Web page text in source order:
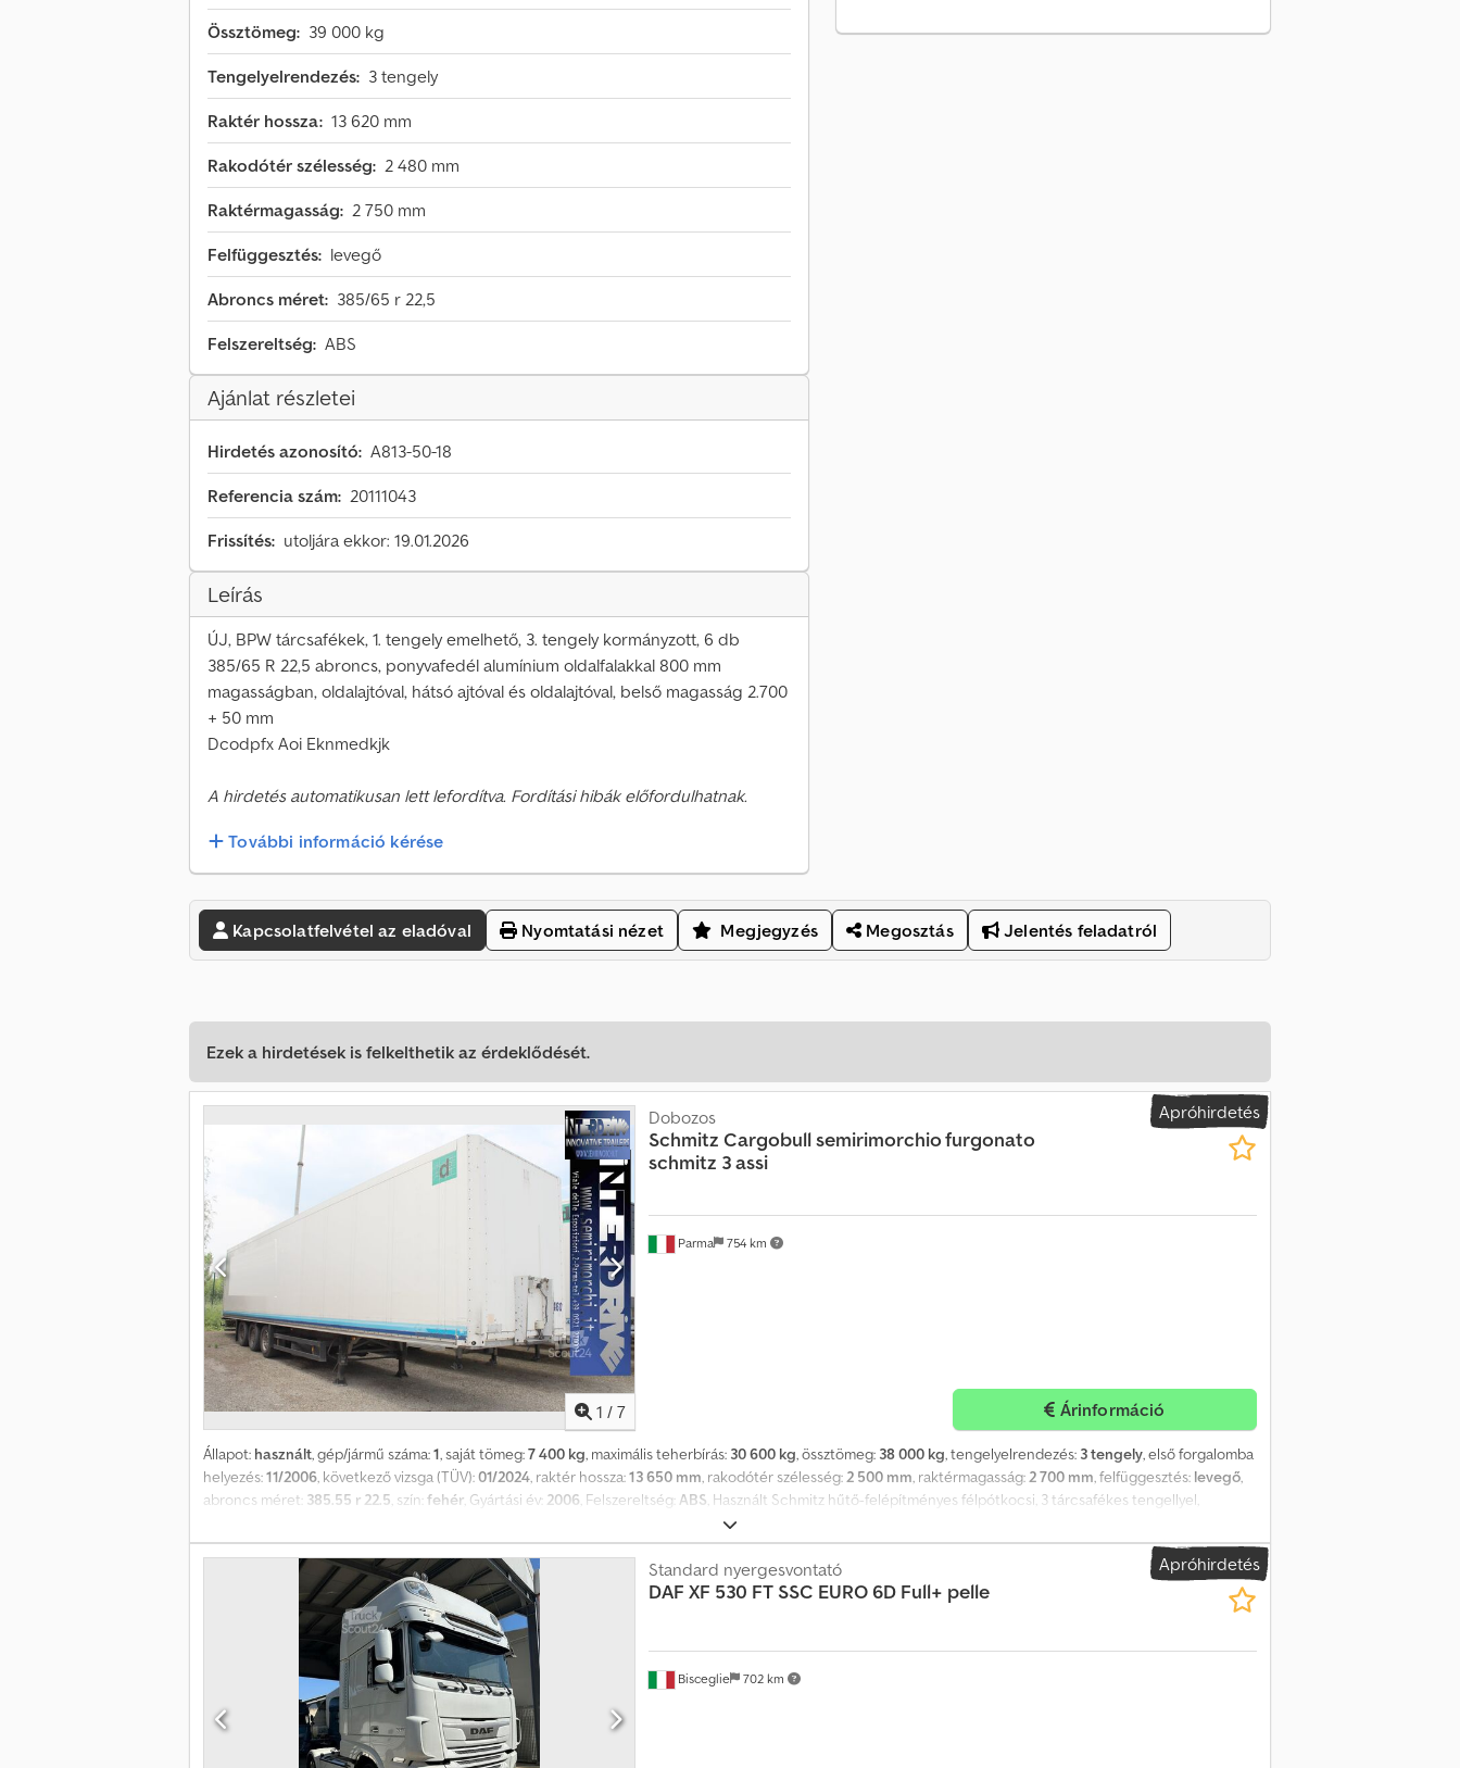
Össztömeg: 39 000 kg
Tengelyelrendezés: 3 tengely
Raktér hossza: 13 620 mm
Rakodótér szélesség: 2 480 mm
Raktérmagasság: 2 750 mm
Felfüggesztés: levegő
Abroncs méret: 385/65 r 22,5
Felszereltség: ABS
Ajánlat részletei
Hirdetés azonosító: A813-50-18
Referencia szám: 20111043
Frissítés: utoljára ekkor: 19.01.2026
Leírás
ÚJ, BPW tárcsafékek, 1. tengely emelhető, 3. tengely kormányzott, 6 db
385/65 R 22,5 abroncs, ponyvafedél alumínium oldalfalakkal 800 mm
magasságban, oldalajtóval, hátsó ajtóval és oldalajtóval, belső magasság 2.700
+ 50 mm
Dcodpfx Aoi Eknmedkjk
A hirdetés automatikusan lett lefordítva. Fordítási hibák előfordulhatnak.
További információ kérése
Kapcsolatfelvétel az eladóval Nyomtatási nézet Megjegyzés Megosztás Jelentés feladatról
Ezek a hirdetések is felkelthetik az érdeklődését.
Apróhirdetés
1 / 7
Parma 754 km
Dobozos
Schmitz Cargobullsemirimorchio furgonato
schmitz 3 assi
Árinformáció
Állapot: használt, gép/jármű száma:1, saját tömeg:7 400 kg, maximális teherbírás: 30 600 kg, össztömeg: 38 000 kg, tengelyelrendezés: 3 tengely, első forgalomba
helyezés:11/2006, következő vizsga (TÜV):01/2024, raktér hossza:13 650 mm, rakodótér szélesség:2 500 mm, raktérmagasság:2 700 mm, felfüggesztés: levegő,
abroncs méret: 385.55 r 22.5, szín:fehér, Gyártási év: 2006, Felszereltség: ABS, Használt Schmitz hűtő-felépítményes félpótkocsi, 3 tárcsafékes tengellyel,
légrugós felfüggesztéssel, ABS-szel. Vas-műanyag (ferroplast) felépítmény zárt tetővel és hátsó ajtókkal, tüzihorganyzott alváz, belső hasznos magasság 2,70 m,
belső fogasléccel szerelve. Gyártási év: 2006. Műszaki érvényesség: 2024.01.30-ig. Forgalmazó: INTERDRIVE SRL – Parma. Djdpfxomxl E Do Adkeck
Apróhirdetés
Bisceglie 702 km
Standard nyergesvontató
DAF XF 530 FT SSC EURO 6D Full+ pelle